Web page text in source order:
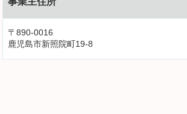
〒890-0016
鹿児島市新照院町19-8